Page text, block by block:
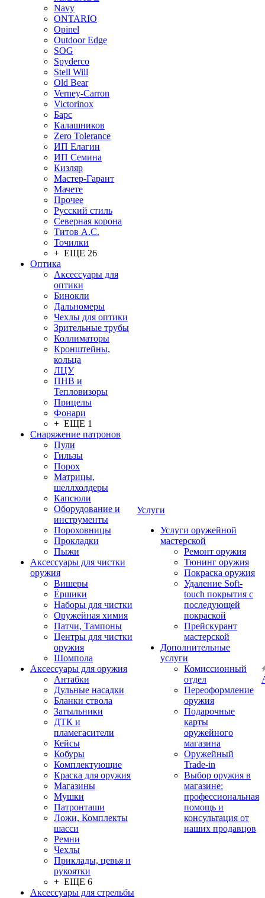
Navy
ONTARIO
Opinel
Outdoor Edge
SOG
Spyderco
Stell Will
Old Bear
Verney-Carron
Victorinox
Барс
Калашников
Zero Tolerance
ИП Елагин
ИП Семина
Кизляр
Мастер-Гарант
Мачете
Прочее
Русский стиль
Северная корона
Титов А.С.
Точилки
+ ЕЩЕ 26
Оптика
Аксессуары для
оптики
Бинокли
Дальномеры
Чехлы для оптики
Зрительные трубы
Коллиматоры
Кронштейны,
кольца
ЛЦУ
ПНВ и
Тепловизоры
Прицелы
Фонари
+ ЕЩЕ 1
Снаряжение патронов
Пули
Гильзы
Порох
Матрицы,
шеллхолдеры
Капсюли
Оборудование и
инструменты
Пороховницы
Прокладки
Пыжи
Аксессуары для чистки
оружия
Вишеры
Ёршики
Наборы для чистки
Оружейная химия
Патчи, Тампоны
Центры для чистки
оружия
Шомпола
Аксессуары для оружия
Антабки
Дульные насадки
Бланки ствола
Затыльники
ДТК и
пламегасители
Кейсы
Кобуры
Комплектующие
Краска для оружия
Магазины
Мушки
Патронташи
Ложи, Комплекты
шасси
Ремни
Чехлы
Приклады, цевья и
рукоятки
+ ЕЩЕ 6
Аксессуары для стрельбы
Услуги
Услуги оружейной
мастерской
Ремонт оружия
Тюнинг оружия
Покраска оружия
Удаление Soft-
touch покрытия с
последующей
покраской
Прейскурант
мастерской
Дополнительные
услуги
Комиссионный
отдел
Переоформление
оружия
Подарочные
карты
оружейного
магазина
Оружейный
Trade-in
Выбор оружия в
магазине:
профессиональная
помощь и
консультация от
наших продавцов